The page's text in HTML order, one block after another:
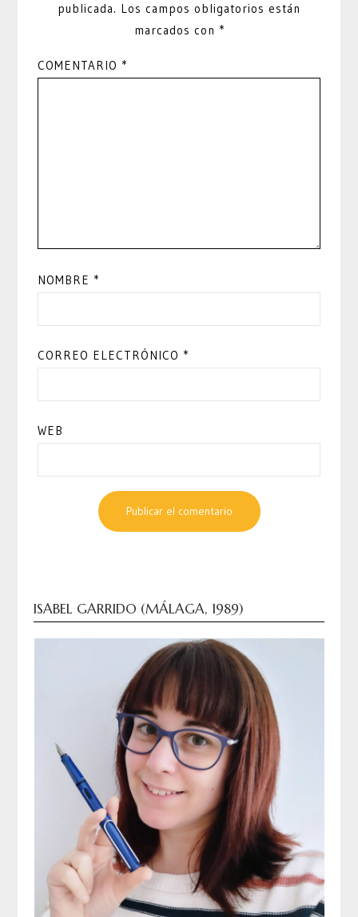
publicada. Los campos obligatorios están
marcados con *
COMENTARIO *
NOMBRE *
CORREO ELECTRÓNICO *
WEB
ISABEL GARRIDO (MÁLAGA, 1989)